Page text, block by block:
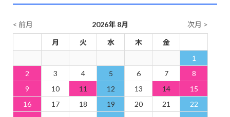
< 前月 2026年 8月 次月 >
月 火 水 木 金
1
2
3 4 5 6 7
8
9
10 11 12 13 14
15
16
17 18 19 20 21
22